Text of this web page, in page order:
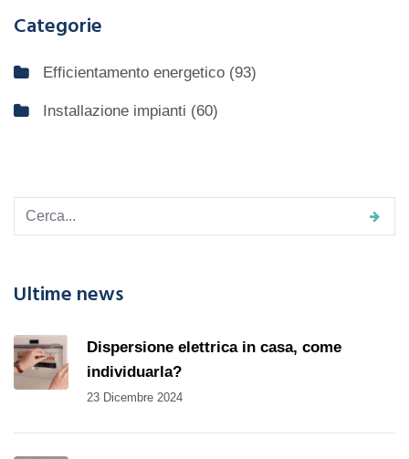
Categorie
Efficientamento energetico (93)
Installazione impianti (60)
Ultime news
Dispersione elettrica in casa, come
individuarla?
23 Dicembre 2024